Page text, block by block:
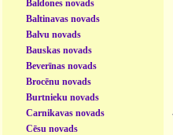
Baldones novads
Baltinavas novads
Balvu novads
Bauskas novads
Beverīnas novads
Brocēnu novads
Burtnieku novads
Carnikavas novads
Cēsu novads